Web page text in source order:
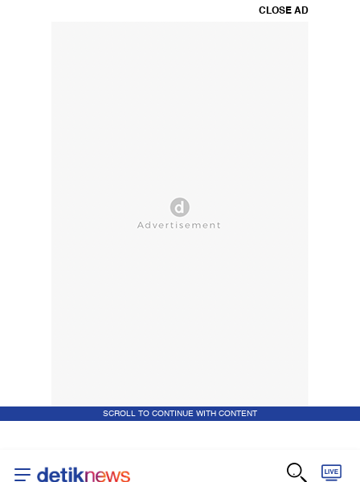
CLOSE AD
SCROLL TO CONTINUE WITH CONTENT